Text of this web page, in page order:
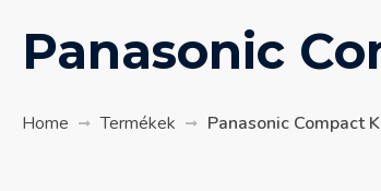
Panasonic
Home Termékek Panasonic Compact